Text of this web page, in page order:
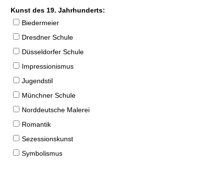
Kunst des 19. Jahrhunderts:
Biedermeier
Dresdner Schule
Düsseldorfer Schule
Impressionismus
Jugendstil
Münchner Schule
Norddeutsche Malerei
Romantik
Sezessionskunst
Symbolismus